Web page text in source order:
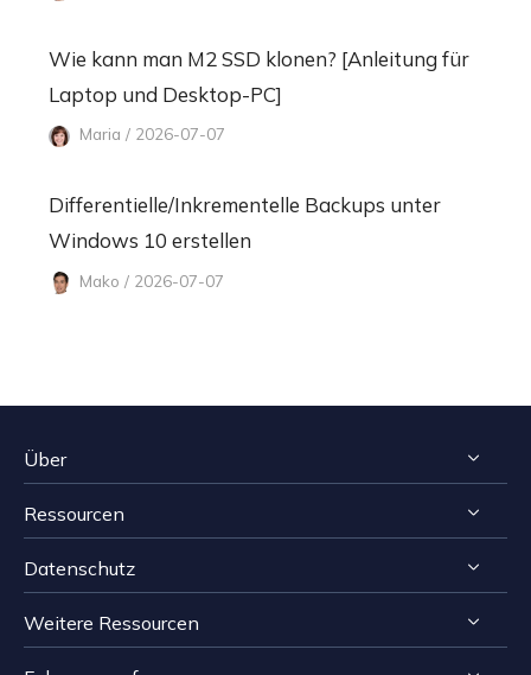
Wie kann man M2 SSD klonen? [Anleitung für
Laptop und Desktop-PC]
Maria / 2026-07-07
Differentielle/Inkrementelle Backups unter
Windows 10 erstellen
Mako / 2026-07-07
Über
Impressum
Reviews & Awards
Kontakt EaseUS
Ressourcen
Tipps zur Windows Datenrettung
Tipps zur Mac Datenrettung
Speichermedien wiederherstellen Tipps
Datenschutz
Deinstallieren
Weitere Ressourcen